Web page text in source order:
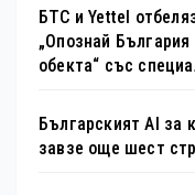
БТС и Yettel
„Опознай
обекта“ със
Българският AI за
завзе още шест